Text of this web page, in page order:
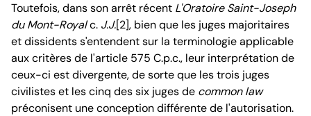
Toutefois, dans son arrêt récent L'Oratoire Saint-Joseph
du Mont-Royalc. J.J.[2], bien que les juges majoritaires
et dissidents s'entendent sur la terminologie applicable
aux critères de l'article 575 C.p.c., leur interprétation de
ceux-ci est divergente, de sorte que les trois juges
civilistes et les cinq des six juges de common law
préconisent une conception différente de l'autorisation.